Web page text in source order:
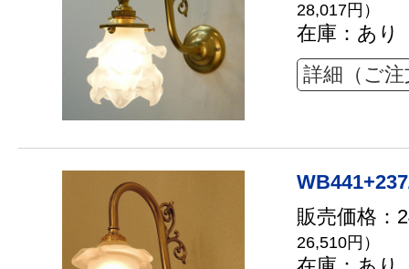
28,017円）
在庫：あり
詳細（ご
販売価格：
26,510円）